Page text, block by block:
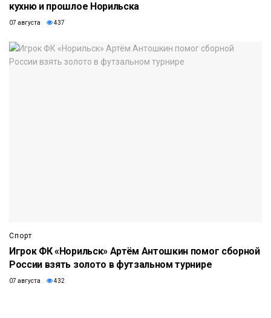
кухню и прошлое Норильска
07 августа 437
Спорт
Игрок ФК «Норильск» Артём Антошкин помог сборной
России взять золото в футзальном турнире
07 августа 432